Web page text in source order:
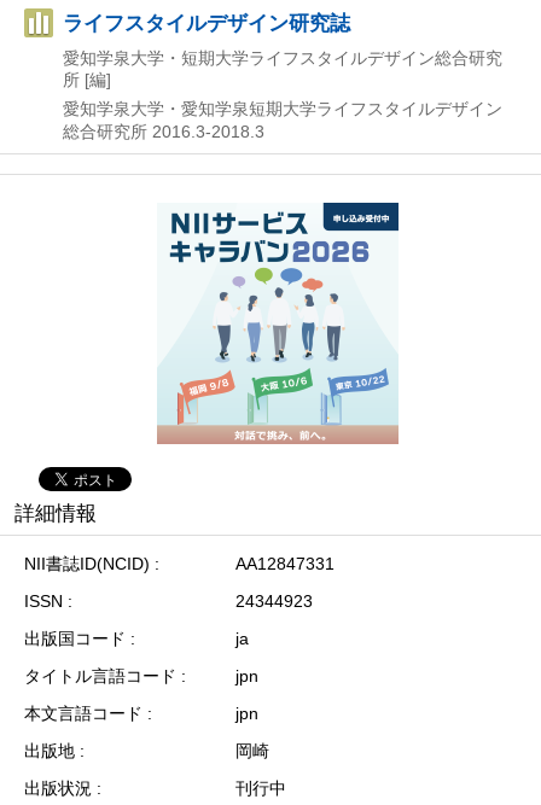
ライフスタイルデザイン研究誌
愛知学泉大学・短期大学ライフスタイルデザイン総合研究
所 [編]
愛知学泉大学・愛知学泉短期大学ライフスタイルデザイン
総合研究所 2016.3-2018.3
詳細情報
NII書誌ID(NCID)
AA12847331
ISSN
24344923
出版国コード
ja
タイトル言語コード
jpn
本文言語コード
jpn
出版地
岡崎
出版状況
刊行中